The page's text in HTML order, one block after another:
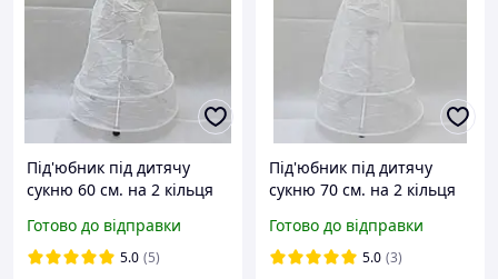
Під'юбник під дитячу
сукню 60 см. на 2 кільця
Готово до відправки
5.0 (5)
Під'юбник під дитячу
сукню 70 см. на 2 кільця
Готово до відправки
5.0 (3)